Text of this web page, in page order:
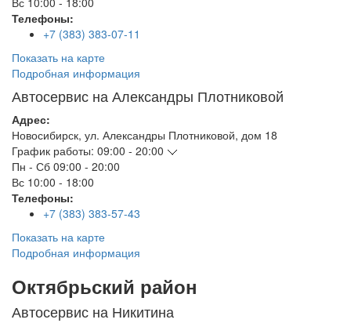
Телефоны:
+7 (383) 383-07-11
Показать на карте
Подробная информация
Автосервис на Александры Плотниковой
Адрес:
Новосибирск, ул. Александры Плотниковой, дом 18
График работы: 09:00 - 20:00
Пн - Сб 09:00 - 20:00
Вс 10:00 - 18:00
Телефоны:
+7 (383) 383-57-43
Показать на карте
Подробная информация
Октябрьский район
Автосервис на Никитина